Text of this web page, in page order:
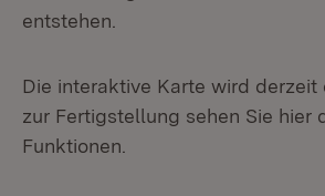
entstehen.
Die interaktive Karte wird derzeit
zur Fertigstellung sehen Sie hier
Funktionen.